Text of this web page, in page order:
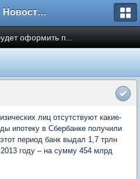
Форум Новостройки
оформить п...
лиц отсутствуют какие-
ипотеку в Сбербанке получили
период банк выдал 1,7 трлн
году – на сумму 454 млрд